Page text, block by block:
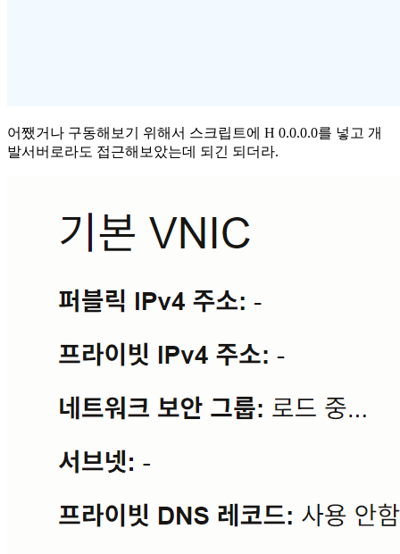
어쨌거나 구동해보기 위해서 스크립트에 H 0.0.0.0를 넣고 개
발서버로라도 접근해보았는데 되긴 되더라.